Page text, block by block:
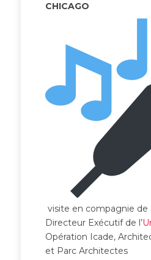
CHICAGO
visite en compagnie de
Directeur Exécutif de l’
Opération Icade,
et Parc Architectes